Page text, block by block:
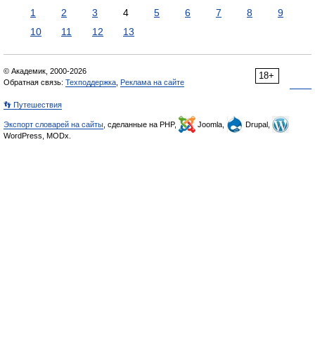
1 2 3 4 5 6 7 8
9
10
11 12 13
18+
© Академик, 2000-2026
Обратная связь: Техподдержка Реклама на сайте
👣 Путешествия
Экспорт словарей на сайты , сделанные на PHP, Joomla,
Drupal,
WordPress, MODx.